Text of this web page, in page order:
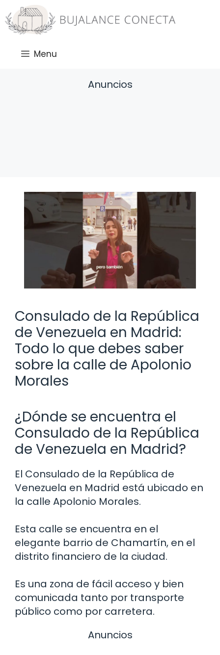
Saltar
al
contenido
Menu
Anuncios
Consulado de la República
de Venezuela en Madrid:
Todo lo que debes saber
sobre la calle de Apolonio
Morales
¿Dónde se encuentra el
Consulado de la República
de Venezuela en Madrid?
El Consulado de la República de
Venezuela en Madrid está ubicado en
la calle Apolonio Morales.
Esta calle se encuentra en el
elegante barrio de Chamartín, en el
distrito financiero de la ciudad.
Es una zona de fácil acceso y bien
comunicada tanto por transporte
público como por carretera.
Anuncios